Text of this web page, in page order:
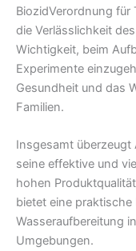
BiozidVerordnung
die Verlässlichkeit
Wichtigkeit, beim
Experimente
Gesundheit und das
Familien.
Insgesamt überzeugt
seine effektive und
hohen
bietet eine
Wasseraufbereitung
Umgebungen.